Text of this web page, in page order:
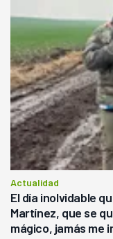
Actualidad
El día inolvidable
Martínez, que se
mágico, jamás me